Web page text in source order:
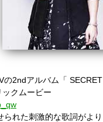
2ndアルバム「
リックムービー
られた刺激的な歌詞がよ